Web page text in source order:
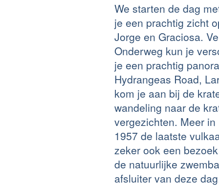
We starten de dag
je een prachtig zicht
Jorge en Graciosa.
Onderweg kun je
je een prachtig
Hydrangeas Road,
kom je aan bij de
wandeling naar de
vergezichten. Meer
1957 de laatste
zeker ook een
de natuurlijke
afsluiter van deze